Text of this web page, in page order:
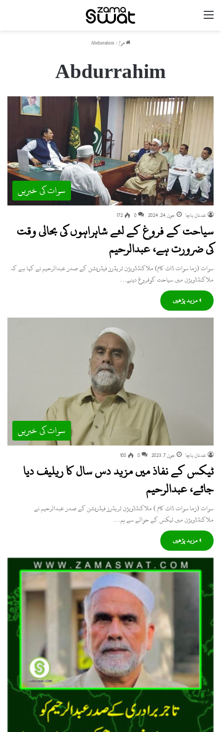
ھوم/
Abdurrahim
Abdurrahim
سوات کی خبریں
عدنان باچا جون 24, 2024 0
172
سیاحت کے فروغ کے لئے شاہراہوں کی بحالی وقت
کی ضرورت ہے، عبدالرحیم
سوات (زما سوات ڈاٹ کام) ملاکنڈڈویژن ٹریڈرز فیڈریشن کے صدر عبدالرحیم نے کہا ہے کہ
ملاکنڈڈویژن میں سیاحت کوفروغ دینے…
» مزید پڑھیں
سوات کی خبریں
عدنان باچا جون 7, 2023 0
100
ٹیکس کے نفاذ میں مزید دس سال کا ریلیف دیا
جائے، عبدالرحیم
سوات (زما سوات ڈاٹ کام ) ملاکنڈڈویژن ٹریڈرز فیڈریشن کے صدر عبدالرحیم نے
ملاکنڈڈویژن میں ٹیکس کے حوالے سے ہم…
» مزید پڑھیں